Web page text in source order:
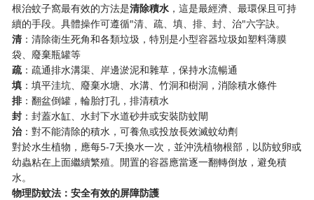
根治蚊子窩最有效的方法是清除積水 ，這是最經濟、最環保且可持
續的手段。具體操作可遵循"清、疏、填、排、封、治"六字訣。
清：清除衛生死角和各類垃圾，特別是小型容器垃圾如塑料薄膜
袋、廢棄瓶罐等
疏：疏通排水溝渠、岸邊淤泥和雜草，保持水流暢通
填 ：填平洼坑、廢棄水塘、水溝、竹洞和樹洞，消除積水條件
排：翻盆倒罐，輪胎打孔，排清積水
封 ：封蓋水缸、水封下水道砂井或安裝防蚊閘
治：對不能清除的積水，可養魚或投放長效滅蚊幼劑
對於水生植物，應每5-7天換水一次，並沖洗植物根部，以防蚊卵或
幼蟲粘在上面繼續繁殖。閒置的容器應當逐一翻轉倒放，避免積
水。
物理防蚊法：安全有效的屏障防護